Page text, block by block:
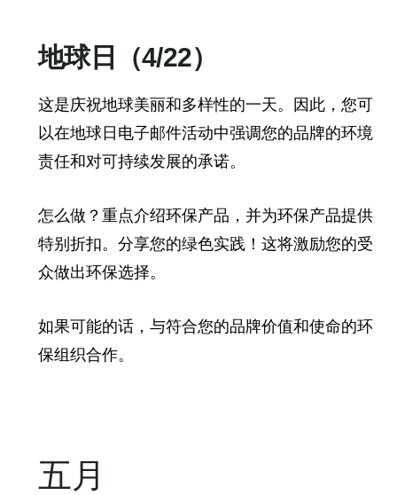
地球日（4/22）
这是庆祝地球美丽和多样性的一天。因此，您可
以在地球日电子邮件活动中强调您的品牌的环境
责任和对可持续发展的承诺。
怎么做？重点介绍环保产品，并为环保产品提供
特别折扣。分享您的绿色实践！这将激励您的受
众做出环保选择。
如果可能的话，与符合您的品牌价值和使命的环
保组织合作。
五月